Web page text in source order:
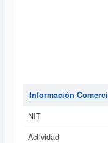
Información
NIT
Actividad